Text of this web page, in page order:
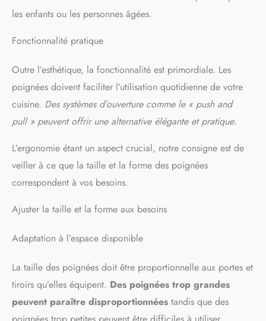
les enfants ou les personnes âgées.
Fonctionnalité pratique
Outre l’esthétique, la fonctionnalité est primordiale. Les
poignées doivent faciliter l’utilisation quotidienne de votre
cuisine. Des systèmes d’ouverture comme le « push and
pull » peuvent offrir une alternative élégante et pratique.
L’ergonomie étant un aspect crucial, notre consigne est de
veiller à ce que la taille et la forme des poignées
correspondent à vos besoins.
Ajuster la taille et la forme aux besoins
Adaptation à l’espace disponible
La taille des poignées doit être proportionnelle aux portes et
tiroirs qu’elles équipent. Des poignées trop grandes
peuvent paraître disproportionnées tandis que des